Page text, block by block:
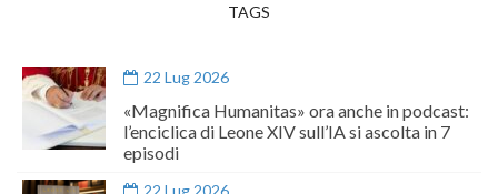
TAGS
22 Lug 2026
«Magnifica Humanitas» ora anche in podcast:
l’enciclica di Leone XIV sull’IA si ascolta in 7
episodi
22 Lug 2026